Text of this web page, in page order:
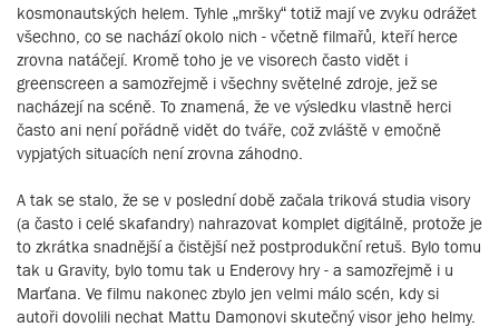
kosmonautských helem. Tyhle „mršky“ totiž mají ve zvyku odrážet
všechno, co se nachází okolo nich - včetně filmařů, kteří herce
zrovna natáčejí. Kromě toho je ve visorech často vidět i
greenscreen a samozřejmě i všechny světelné zdroje, jež se
nacházejí na scéně. To znamená, že ve výsledku vlastně herci
často ani není pořádně vidět do tváře, což zvláště v emočně
vypjatých situacích není zrovna záhodno.
A tak se stalo, že se v poslední době začala triková studia visory
(a často i celé skafandry) nahrazovat komplet digitálně, protože je
to zkrátka snadnější a čistější než postprodukční retuš. Bylo tomu
tak u Gravity, bylo tomu tak u Enderovy hry - a samozřejmě i u
Marťana. Ve filmu nakonec zbylo jen velmi málo scén, kdy si
autoři dovolili nechat Mattu Damonovi skutečný visor jeho helmy.